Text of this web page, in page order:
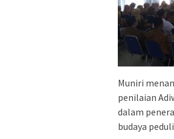
Muniri
penilaian
dalam
budaya